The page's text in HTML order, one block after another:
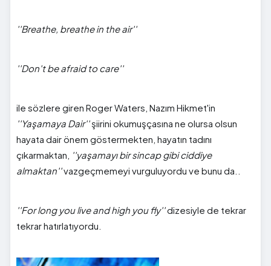
''Breathe, breathe in the air''
''Don't be afraid to care''
ile sözlere giren Roger Waters, Nazım Hikmet'in
''Yaşamaya Dair''şiirini okumuşçasına ne olursa olsun
hayata dair önem göstermekten, hayatın tadını
çıkarmaktan, ''yaşamayı bir sincap gibi ciddiye
almaktan''vazgeçmemeyi vurguluyordu ve bunu da..
''For long you live and high you fly''dizesiyle de tekrar
tekrar hatırlatıyordu.